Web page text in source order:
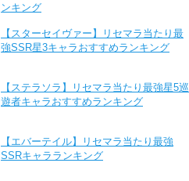
ンキング
【スターセイヴァー】リセマラ当たり最
強SSR星3キャラおすすめランキング
【ステラソラ】リセマラ当たり最強星5巡
遊者キャラおすすめランキング
【エバーテイル】リセマラ当たり最強
SSRキャラランキング